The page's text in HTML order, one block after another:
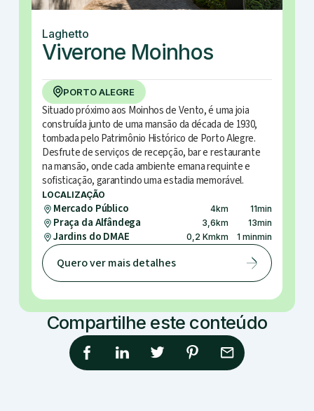
Laghetto
Viverone Moinhos
PORTO ALEGRE
Situado próximo aos Moinhos de Vento, é uma joia
construída junto de uma mansão da década de 1930,
tombada pelo Patrimônio Histórico de Porto Alegre.
Desfrute de serviços de recepção, bar e restaurante
na mansão, onde cada ambiente emana requinte e
sofisticação, garantindo uma estadia memorável.
LOCALIZAÇÃO
Mercado Público 4km 11min
Praça da Alfândega 3,6km 13min
Jardins do DMAE 0,2 Kmkm 1 minmin
Quero ver mais detalhes
Compartilhe este conteúdo